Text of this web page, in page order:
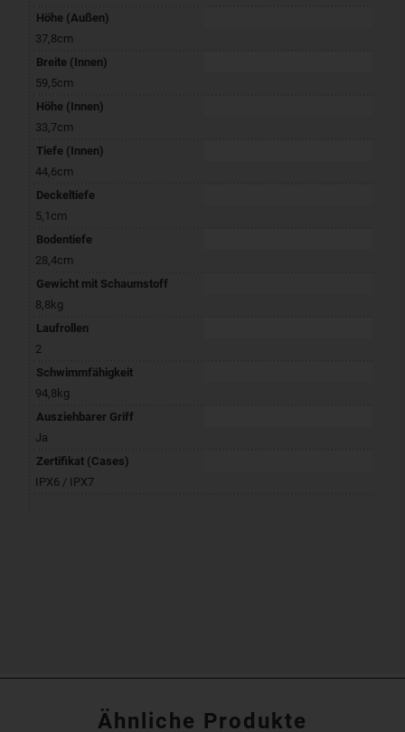
Höhe (Außen)
37,8cm
Breite (Innen)
59,5cm
Höhe (Innen)
33,7cm
Tiefe (Innen)
44,6cm
Deckeltiefe
5,1cm
Bodentiefe
28,4cm
Gewicht mit Schaumstoff
8,8kg
Laufrollen
2
Schwimmfähigkeit
94,8kg
Ausziehbarer Griff
Ja
Zertifikat (Cases)
IPX6 / IPX7
Ähnliche Produkte